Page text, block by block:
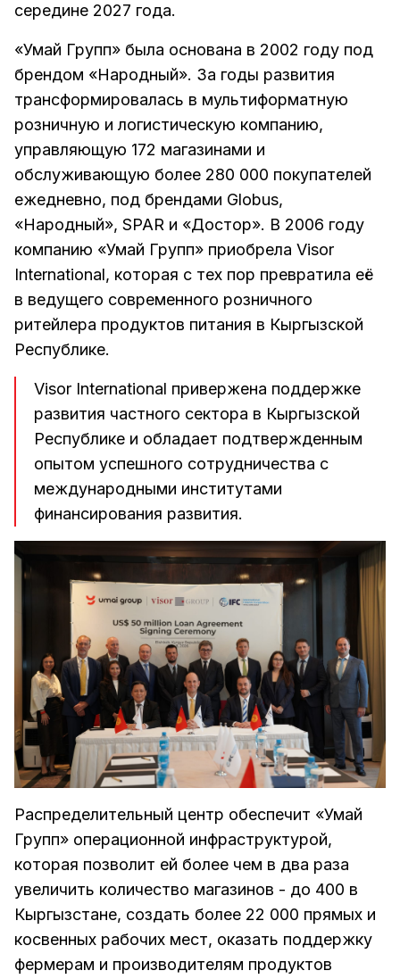
середине 2027 года.
«Умай Групп» была основана в 2002 году под
брендом «Народный». За годы развития
трансформировалась в мультиформатную
розничную и логистическую компанию,
управляющую 172 магазинами и
обслуживающую более 280 000 покупателей
ежедневно, под брендами Globus,
«Народный», SPAR и «Достор». В 2006 году
компанию «Умай Групп» приобрела Visor
International, которая с тех пор превратила её
в ведущего современного розничного
ритейлера продуктов питания в Кыргызской
Республике.
Visor International привержена поддержке
развития частного сектора в Кыргызской
Республике и обладает подтвержденным
опытом успешного сотрудничества с
международными институтами
финансирования развития.
Распределительный центр обеспечит «Умай
Групп» операционной инфраструктурой,
которая позволит ей более чем в два раза
увеличить количество магазинов - до 400 в
Кыргызстане, создать более 22 000 прямых и
косвенных рабочих мест, оказать поддержку
фермерам и производителям продуктов